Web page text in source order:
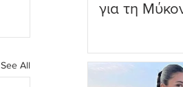
See All
για τη